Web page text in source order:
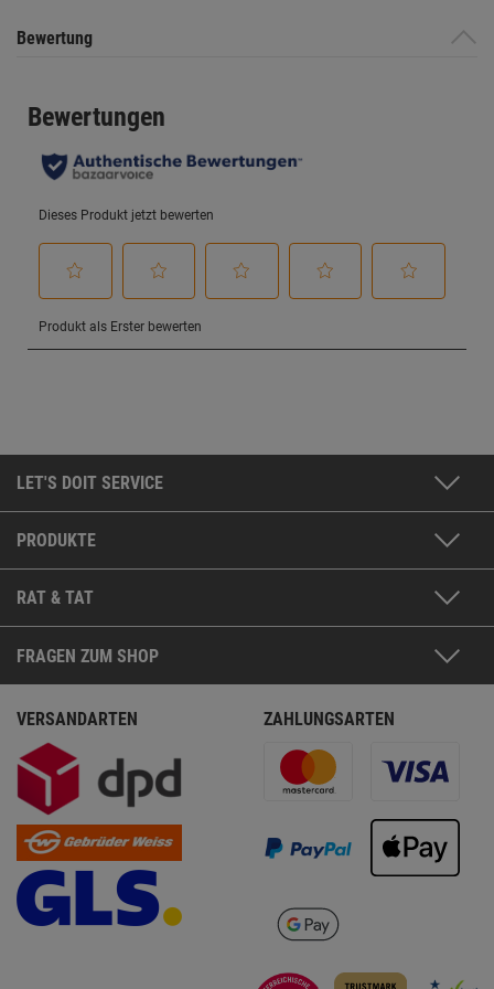
Bewertung
LET'S DOIT SERVICE
PRODUKTE
RAT & TAT
FRAGEN ZUM SHOP
VERSANDARTEN ZAHLUNGSARTEN